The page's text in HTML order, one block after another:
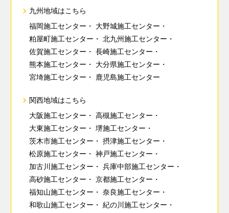
九州地域はこちら
福岡施工センター
大野城施工センター
粕屋町施工センター
北九州施工センター
佐賀施工センター
長崎施工センター
熊本施工センター
大分県施工センター
宮埼施工センター
鹿児島施工センター
関西地域はこちら
大阪施工センター
高槻施工センター
大東施工センター
堺施工センター
茨木市施工センター
摂津施工センター
松原施工センター
神戸施工センター
加古川施工センター
兵庫中部施工センター
高砂施工センター
京都施工センター
福知山施工センター
奈良施工センター
和歌山施工センター
紀の川施工センター